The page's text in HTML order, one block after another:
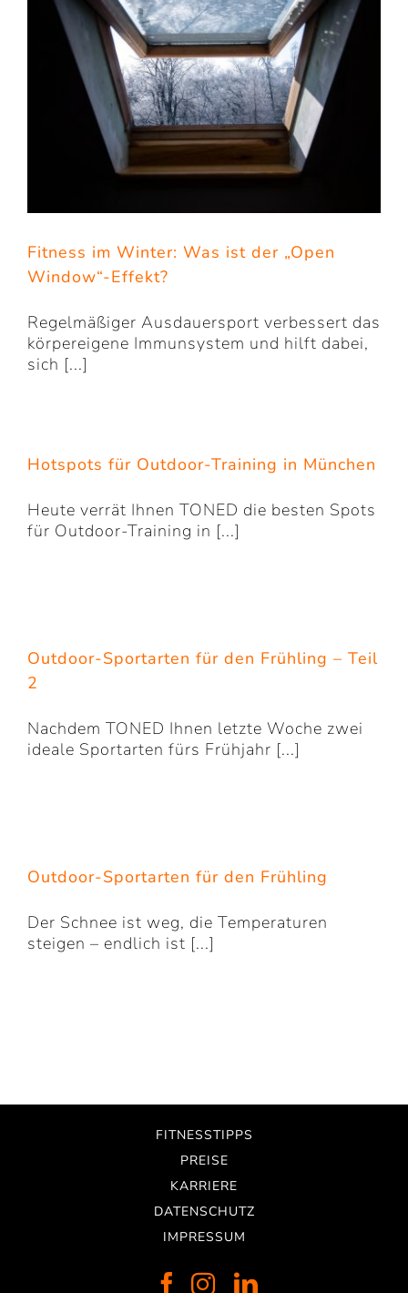
Fitness im Winter: Was ist der „Open
Window“-Effekt?
Regelmäßiger Ausdauersport verbessert das
körpereigene Immunsystem und hilft dabei,
sich [...]
Hotspots für Outdoor-Training in München
Heute verrät Ihnen TONED die besten Spots
für Outdoor-Training in [...]
Outdoor-Sportarten für den Frühling – Teil
2
Nachdem TONED Ihnen letzte Woche zwei
ideale Sportarten fürs Frühjahr [...]
Outdoor-Sportarten für den Frühling
Der Schnee ist weg, die Temperaturen
steigen – endlich ist [...]
FITNESSTIPPS
PREISE
KARRIERE
DATENSCHUTZ
IMPRESSUM
Facebook
Instagram
LinkedIn